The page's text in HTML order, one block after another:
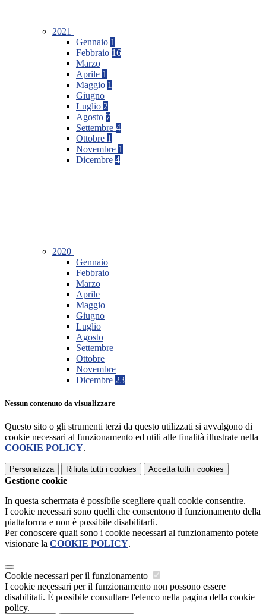
2021
Gennaio 1
Febbraio 16
Marzo
Aprile 1
Maggio 1
Giugno
Luglio 2
Agosto 7
Settembre 4
Ottobre 1
Novembre 1
Dicembre 4
2020
Gennaio
Febbraio
Marzo
Aprile
Maggio
Giugno
Luglio
Agosto
Settembre
Ottobre
Novembre
Dicembre 23
Nessun contenuto da visualizzare
Questo sito o gli strumenti terzi da questo utilizzati si avvalgono di
cookie necessari al funzionamento ed utili alle finalità illustrate nella
COOKIE POLICY.
Personalizza Rifiuta tutti i cookies Accetta tutti i cookies
Gestione cookie
In questa schermata è possibile scegliere quali cookie consentire.
I cookie necessari sono quelli che consentono il funzionamento della
piattaforma e non è possibile disabilitarli.
Per conoscere quali sono i cookie necessari al funzionamento potete
visionare la COOKIE POLICY.
Cookie necessari per il funzionamento
I cookie necessari per il funzionamento non possono essere
disabilitati. È possibile consultare l'elenco nella pagina della cookie
policy.